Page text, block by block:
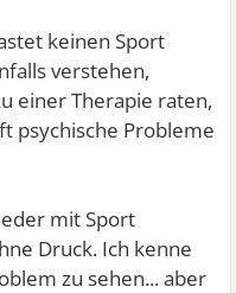
keinen Sport
verstehen,
einer Therapie raten,
psychische Probleme
mit Sport
Druck. Ich kenne
zu sehen... aber